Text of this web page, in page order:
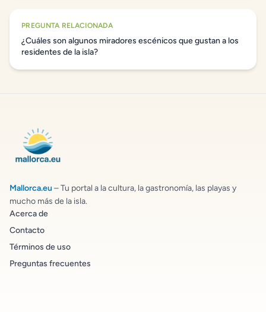
PREGUNTA RELACIONADA
¿Cuáles son algunos miradores escénicos que gustan a los
residentes de la isla?
Mallorca.eu – Tu portal a la cultura, la gastronomía, las playas y
mucho más de la isla.
Acerca de
Contacto
Términos de uso
Preguntas frecuentes